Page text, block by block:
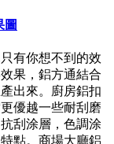
圖
有你想不到的效
果，鋁方通結合
出來。廚房鋁扣
優越一些耐刮磨
刮涂層，色調涂
點。商場大廳鋁